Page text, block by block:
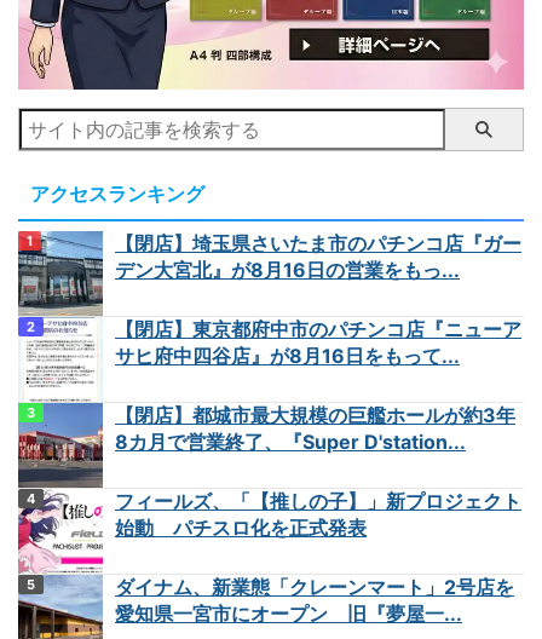
アクセスランキング
【閉店】埼玉県さいたま市のパチンコ店『ガー
デン大宮北』が8月16日の営業をもっ...
【閉店】東京都府中市のパチンコ店『ニューア
サヒ府中四谷店』が8月16日をもって...
【閉店】都城市最大規模の巨艦ホールが約3年
8カ月で営業終了、『Super D'station...
フィールズ、「【推しの子】」新プロジェクト
始動 パチスロ化を正式発表
ダイナム、新業態「クレーンマート」2号店を
愛知県一宮市にオープン 旧『夢屋一...